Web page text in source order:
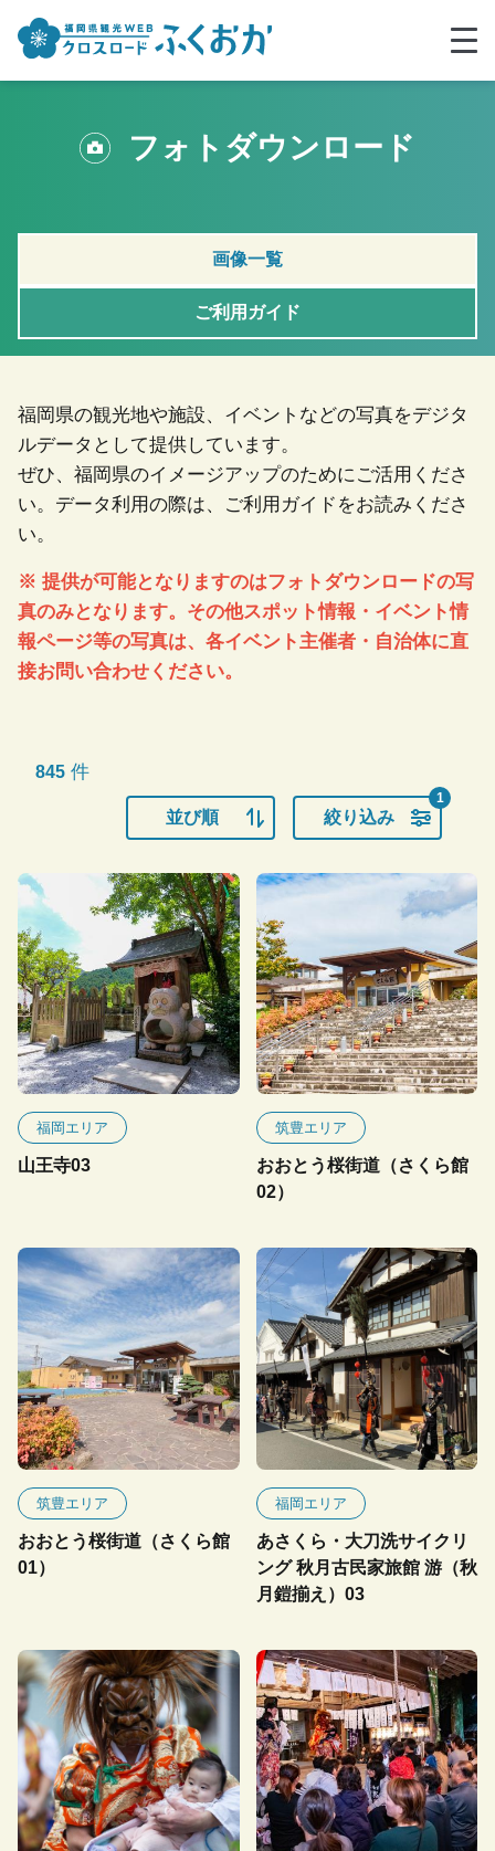
フォトダウンロード
画像一覧
ご利用ガイド
福岡県の観光地や施設、イベントなどの写真をデジタ
ルデータとして提供しています。
ぜひ、福岡県のイメージアップのためにご活用くださ
い。データ利用の際は、ご利用ガイドをお読みくださ
い。
※ 提供が可能となりますのはフォトダウンロードの写
真のみとなります。その他スポット情報・イベント情
報ページ等の写真は、各イベント主催者・自治体に直
接お問い合わせください。
845 件
並び順 絞り込み
1
福岡エリア
山王寺03
筑豊エリア
おおとう桜街道（さくら館
02）
筑豊エリア
おおとう桜街道（さくら館
01）
福岡エリア
あさくら・大刀洗サイクリ
ング 秋月古民家旅館 游（秋
月鎧揃え）03